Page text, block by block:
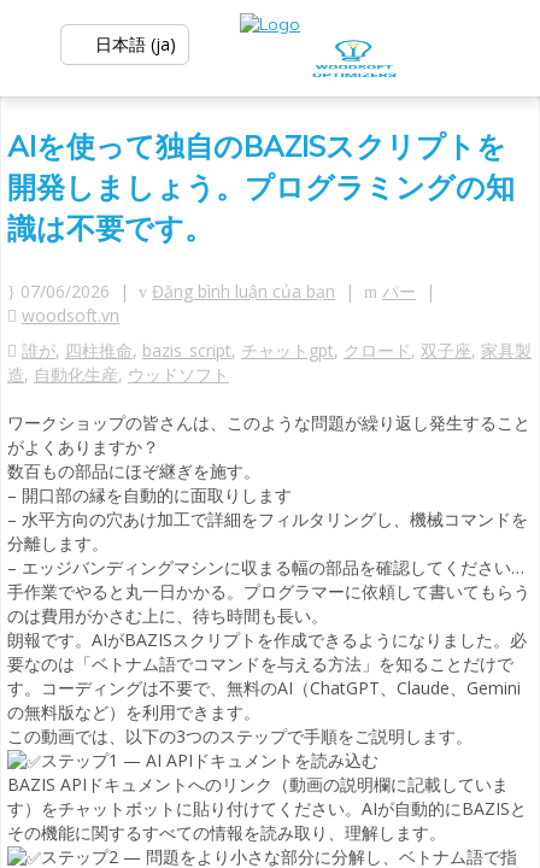
AIを使って独自のBAZISスクリプトを
開発しましょう。プログラミングの知
識は不要です。
07/06/2026 | Đăng bình luận của bạn | パー |
woodsoft.vn
誰が, 四柱推命, bazis_script, チャットgpt, クロード, 双子座, 家具製
造, 自動化生産, ウッドソフト
ワークショップの皆さんは、このような問題が繰り返し発生すること
がよくありますか？
数百もの部品にほぞ継ぎを施す。
– 開口部の縁を自動的に面取りします
– 水平方向の穴あけ加工で詳細をフィルタリングし、機械コマンドを
分離します。
– エッジバンディングマシンに収まる幅の部品を確認してください…
手作業でやると丸一日かかる。プログラマーに依頼して書いてもらう
のは費用がかさむ上に、待ち時間も長い。
朗報です。AIがBAZISスクリプトを作成できるようになりました。必
要なのは「ベトナム語でコマンドを与える方法」を知ることだけで
す。コーディングは不要で、無料のAI（ChatGPT、Claude、Gemini
の無料版など）を利用できます。
この動画では、以下の3つのステップで手順をご説明します。
ステップ1 — AI APIドキュメントを読み込む
BAZIS APIドキュメントへのリンク（動画の説明欄に記載していま
す）をチャットボットに貼り付けてください。AIが自動的にBAZISと
その機能に関するすべての情報を読み取り、理解します。
ステップ2 — 問題をより小さな部分に分解し、ベトナム語で指
日本語 (ja)